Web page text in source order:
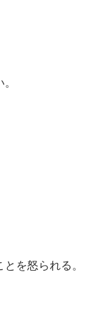
を怒られる。